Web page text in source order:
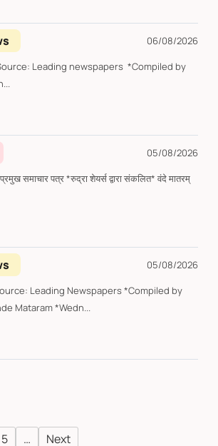
06/08/2026
Leading newspapers *Compiled by
05/08/2026
05/08/2026
Leading Newspapers *Compiled by
Mataram *Wedn...
5 … Next